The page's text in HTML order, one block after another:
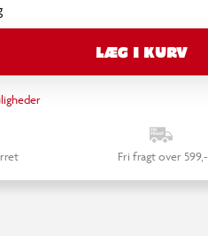
LÆG I KURV
Fri fragt over 599,-